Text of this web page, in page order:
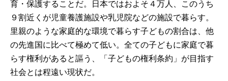
育・保護することだ。日本ではおよそ４万人、このうち
９割近くが児童養護施設や乳児院などの施設で暮らす。
里親のような家庭的な環境で暮らす子どもの割合は、他
の先進国に比べて極めて低い。全ての子どもに家庭で暮
らす権利があると謳う、「子どもの権利条約」が目指す
社会とは程遠い現状だ。